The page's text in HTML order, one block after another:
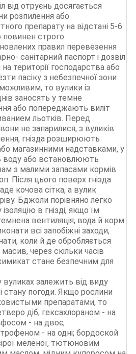
від отруєнь досягається
розпилення або
препарату на відстані 5-6
повинен строго
правил перевезення
санітарний паспорт і дозвіл
території господарства або
пасіку з небезпечної зони
то вулики із
заносять у темне
або попереджають виліт
льотків. Перед
не запарилися, з вуликів
гнізда розширюють
магазинними надставками, у
воду або встановлюють
з малими запасами кормів
Після цього поверх гнізда
кочова сітка, а вулик
Бджоли порівняно легко
в гнізді, якщо їм
вентиляція, вода й корм.
всі запобіжні заходи,
коли й де обробляється
через скільки часів
стане безпечним для
вуликах залежить від виду
стану погоди. Якщо рослини
препаратами, то
діб; гексахлораном - на
- на двоє;
- на одні; бордоской
меленої, тютюновим